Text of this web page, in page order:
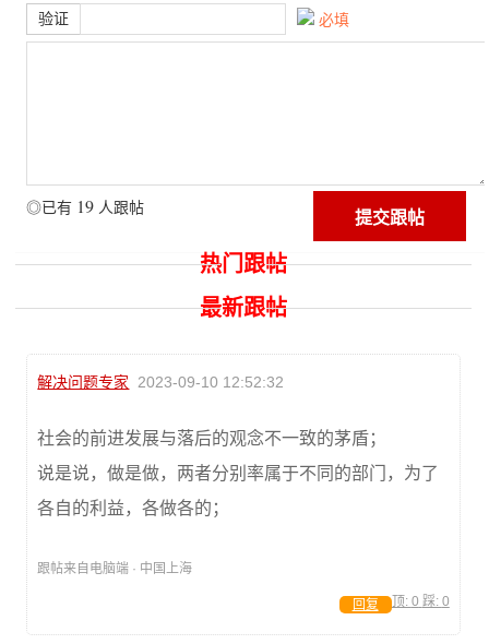
验证 必填
◎已有 19 人跟帖
热门跟帖
最新跟帖
解决问题专家 2023-09-10 12:52:32
社会的前进发展与落后的观念不一致的茅盾；
说是说，做是做，两者分别率属于不同的部门，为了
各自的利益，各做各的；
跟帖来自电脑端 · 中国上海
顶: 0 踩: 0
回复